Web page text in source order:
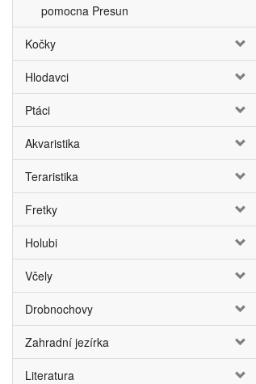
pomocna Presun
Kočky
Hlodavci
Ptáci
Akvaristika
Teraristika
Fretky
Holubi
Včely
Drobnochovy
Zahradní jezírka
Literatura